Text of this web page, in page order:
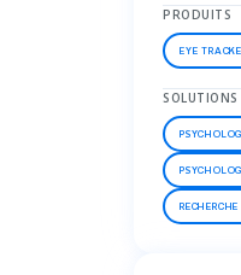
PRODUITS
EYE
SOLUTIONS